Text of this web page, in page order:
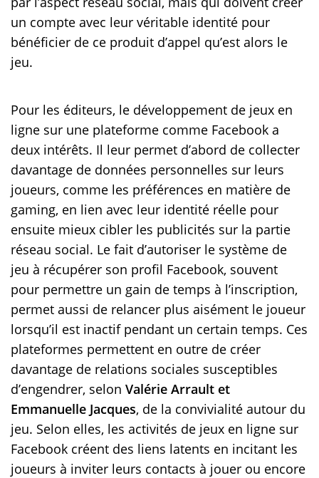
un compte avec leur véritable identité pour
bénéficier de ce produit d’appel qu’est alors le
jeu.
Pour les éditeurs, le développement de jeux en
ligne sur une plateforme comme Facebook a
deux intérêts. Il leur permet d’abord de collecter
davantage de données personnelles sur leurs
joueurs, comme les préférences en matière de
gaming, en lien avec leur identité réelle pour
ensuite mieux cibler les publicités sur la partie
réseau social. Le fait d’autoriser le système de
jeu à récupérer son profil Facebook, souvent
pour permettre un gain de temps à l’inscription,
permet aussi de relancer plus aisément le joueur
lorsqu’il est inactif pendant un certain temps. Ces
plateformes permettent en outre de créer
davantage de relations sociales susceptibles
d’engendrer, selon Valérie Arrault et
Emmanuelle Jacques, de la convivialité autour du
jeu. Selon elles, les activités de jeux en ligne sur
Facebook créent des liens latents en incitant les
joueurs à inviter leurs contacts à jouer ou encore